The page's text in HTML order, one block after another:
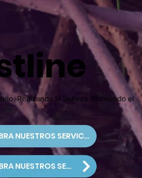
Realzando la belleza. Nutriendo el
DESCUBRA NUESTROS SERVICIOS
DESCUBRA NUESTROS SERVICIOS